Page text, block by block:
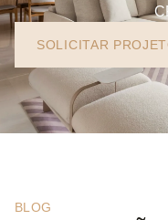
SOLICITAR
BLOG